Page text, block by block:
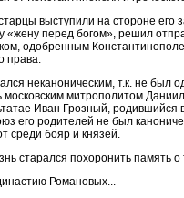
выступили на стороне
перед богом», решил
одобренным
права.
неканоническим, т.к. не
митрополитом
Иван Грозный, родившийся
его родителей не был
среди бояр и князей.
старался похоронить память
Романовых...